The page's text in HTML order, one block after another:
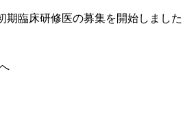
期臨床研修医の募集を開始しました